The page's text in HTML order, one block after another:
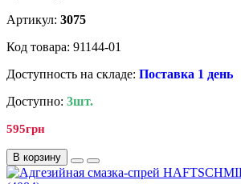
Артикул: 3075
Код товара: 91144-01
Доступность на складе: Поставка 1 день
Доступно: 3шт.
595грн
В корзину